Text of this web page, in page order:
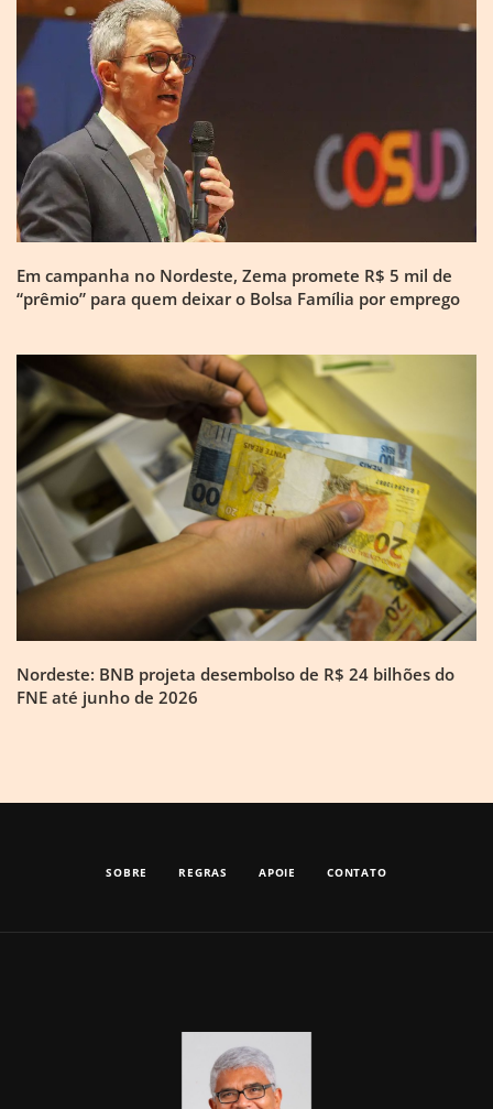
Em campanha no Nordeste, Zema promete R$ 5 mil de
“prêmio” para quem deixar o Bolsa Família por emprego
Nordeste: BNB projeta desembolso de R$ 24 bilhões do
FNE até junho de 2026
SOBRE REGRAS APOIE CONTATO